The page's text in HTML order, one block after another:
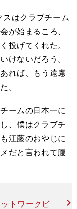
はクラブチーム
が始まるころ、
投げてくれた。
けないだろう。
れば、もう遠慮
。
ームの日本一に
、僕はクラブチ
江藤のおやじに
だと言われて腹
トワークビ